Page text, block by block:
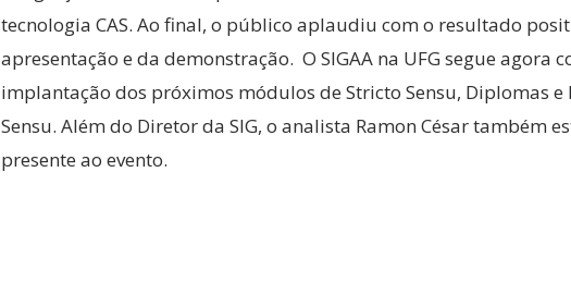
tecnologia CAS. Ao final, o público aplaudiu com o resultado
apresentação e da demonstração. O SIGAA na UFG segue agora
implantação dos próximos módulos de Stricto Sensu, Diplomas e
Sensu. Além do Diretor da SIG, o analista Ramon César também
presente ao evento.